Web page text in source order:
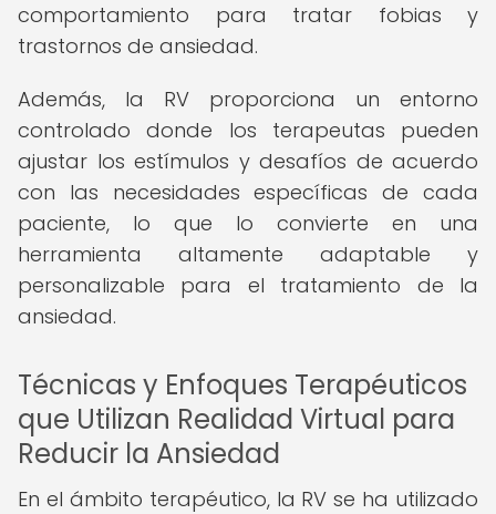
comportamiento para tratar fobias y
trastornos de ansiedad.
Además, la RV proporciona un entorno
controlado donde los terapeutas pueden
ajustar los estímulos y desafíos de acuerdo
con las necesidades específicas de cada
paciente, lo que lo convierte en una
herramienta altamente adaptable y
personalizable para el tratamiento de la
ansiedad.
Técnicas y Enfoques Terapéuticos
que Utilizan Realidad Virtual para
Reducir la Ansiedad
En el ámbito terapéutico, la RV se ha utilizado